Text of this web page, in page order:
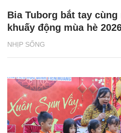
NHỊP SỐNG
Bia Tuborg bắt tay cùng
khuấy động mùa hè